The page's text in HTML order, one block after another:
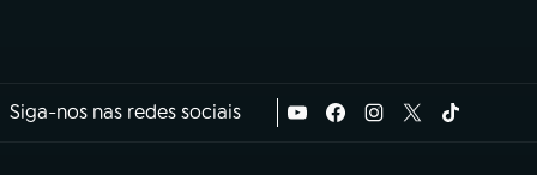
Siga-nos nas redes sociais